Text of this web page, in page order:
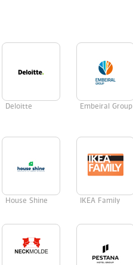
Deloitte Embeiral Group
House Shine IKEA Family